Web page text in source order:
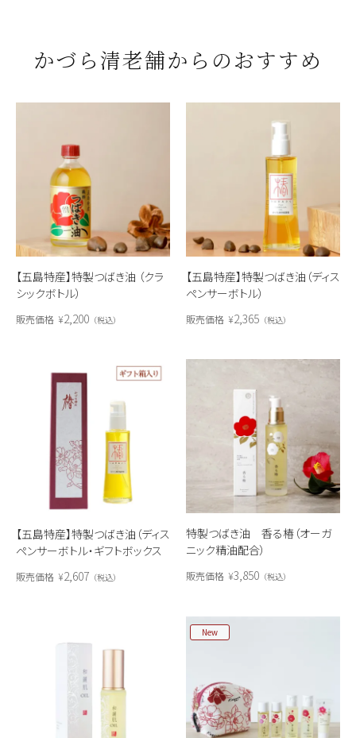
かづら清老舗からのおすすめ
【五島特産】特製つばき油 （クラ
シックボトル）
販売価格 ¥2,200 税込
【五島特産】特製つばき油（ディス
ペンサーボトル）
販売価格 ¥2,365 税込
【五島特産】特製つばき油（ディス
ペンサーボトル・ギフトボックス
販売価格 ¥2,607 税込
特製つばき油 香る椿（オーガ
ニック精油配合）
販売価格 ¥3,850 税込
New